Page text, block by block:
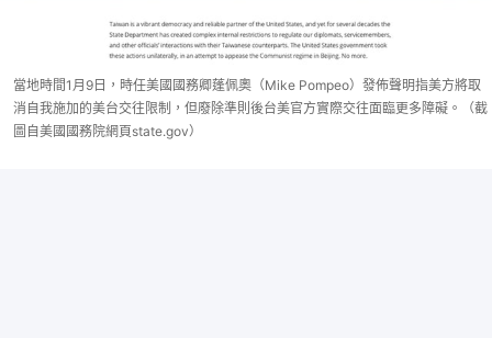
當地時間1月9日，時任美國國務卿蓬佩奧（Mike Pompeo）發佈聲明指美方將取
消自我施加的美台交往限制，但廢除準則後台美官方實際交往面臨更多障礙。（截
圖自美國國務院網頁state.gov）